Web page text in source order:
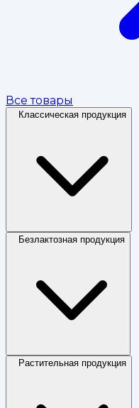
Все товары
Классическая продукция
Безлактозная продукция
Растительная продукция